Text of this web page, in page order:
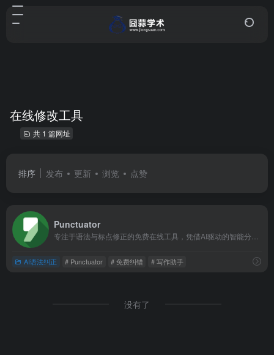
在线修改工具
共 1 篇网址
排序 发布 更新 浏览 点赞
Punctuator
AI语法纠正 # Punctuator # 免费纠错 # 写作助手
没有了